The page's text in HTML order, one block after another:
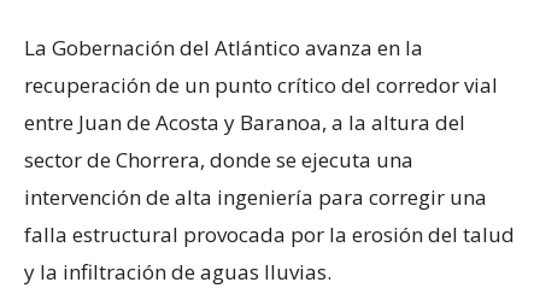
La Gobernación del Atlántico avanza en la
recuperación de un punto crítico del corredor vial
entre Juan de Acosta y Baranoa, a la altura del
sector de Chorrera, donde se ejecuta una
intervención de alta ingeniería para corregir una
falla estructural provocada por la erosión del talud
y la infiltración de aguas lluvias.